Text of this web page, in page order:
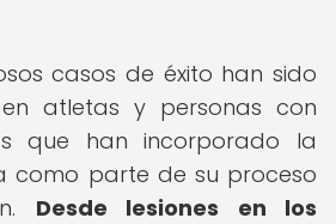
casos de éxito han sido
atletas y personas con
que han incorporado la
como parte de su proceso
Desde lesiones en los